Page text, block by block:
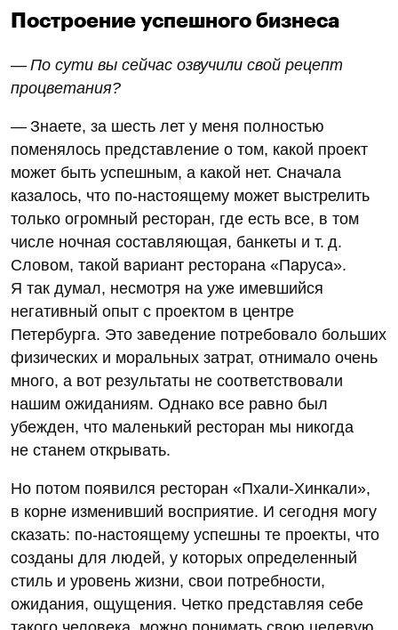
Построение успешного бизнеса
— По сути вы сейчас озвучили свой рецепт
процветания?
— Знаете, за шесть лет у меня полностью
поменялось представление о том, какой проект
может быть успешным, а какой нет. Сначала
казалось, что по-настоящему может выстрелить
только огромный ресторан, где есть все, в том
числе ночная составляющая, банкеты и т. д.
Словом, такой вариант ресторана «Паруса».
Я так думал, несмотря на уже имевшийся
негативный опыт с проектом в центре
Петербурга. Это заведение потребовало больших
физических и моральных затрат, отнимало очень
много, а вот результаты не соответствовали
нашим ожиданиям. Однако все равно был
убежден, что маленький ресторан мы никогда
не станем открывать.
Но потом появился ресторан «Пхали-Хинкали»,
в корне изменивший восприятие. И сегодня могу
сказать: по-настоящему успешны те проекты, что
созданы для людей, у которых определенный
стиль и уровень жизни, свои потребности,
ожидания, ощущения. Четко представляя себе